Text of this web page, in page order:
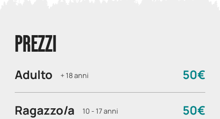
PREZZI
Adulto + 18 anni 50€
Ragazzo/a 10 - 17 anni 50€